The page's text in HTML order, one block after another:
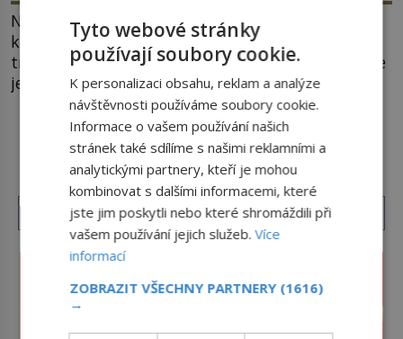
Na hlavním náměstí belgického města Ypres se
každé tři roky shromáždí tisíce lidí. Z věže slavné
tržnice létají do davu kočky, diváci jásají a snaží se
je chytit. Naštěstí už nejde o živá zvířata, ale
jenom o plyšové suvenýry. Kdysi to ale bylo jinak.
Tato veselá podívaná připomíná jeden z
nejpodivnějších a zároveň nejkrutějších zvyků […]
DALŠÍ ČLÁNKY Z RUBRIKY ›
Tyto webové stránky
používají soubory cookie.
K personalizaci obsahu, reklam a analýze
návštěvnosti používáme soubory cookie.
Informace o vašem používání našich
stránek také sdílíme s našimi reklamními a
analytickými partnery, kteří je mohou
kombinovat s dalšími informacemi, které
jste jim poskytli nebo které shromáždili při
vašem používání jejich služeb.Více
informací
ZOBRAZIT VŠECHNY PARTNERY (1616)
→